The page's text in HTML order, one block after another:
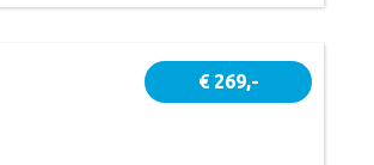
€ 269,-